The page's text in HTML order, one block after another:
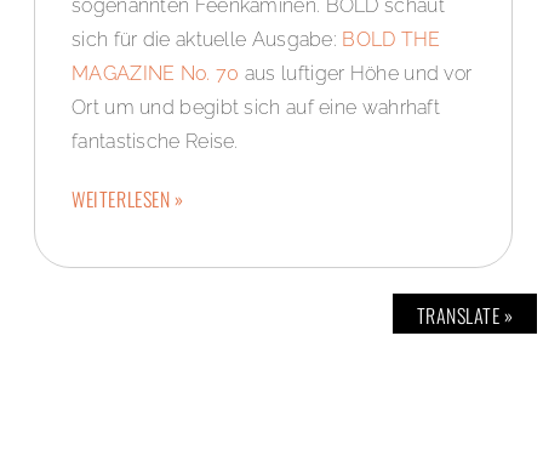
sogenannten Feenkaminen. BOLD schaut
sich für die aktuelle Ausgabe: BOLD THE
MAGAZINE No. 70 aus luftiger Höhe und vor
Ort um und begibt sich auf eine wahrhaft
fantastische Reise.
WEITERLESEN »
TRANSLATE »